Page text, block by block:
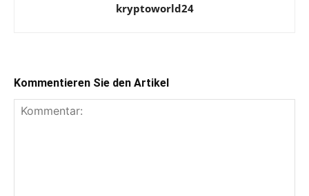
kryptoworld24
Kommentieren Sie den Artikel